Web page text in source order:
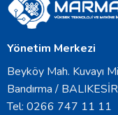
Yönetim Merkezi
Beyköy Mah. Kuvayı
Bandırma / BALIKESİR
Tel: 0266 747 11 11